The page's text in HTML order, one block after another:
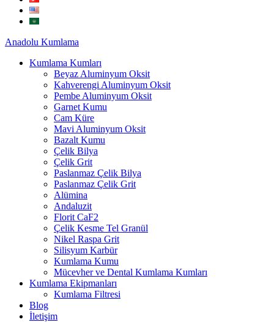
Anadolu Kumlama
Kumlama Kumları
Beyaz Aluminyum Oksit
Kahverengi Aluminyum Oksit
Pembe Aluminyum Oksit
Garnet Kumu
Cam Küre
Mavi Aluminyum Oksit
Bazalt Kumu
Çelik Bilya
Çelik Grit
Paslanmaz Çelik Bilya
Paslanmaz Çelik Grit
Alümina
Andaluzit
Florit CaF2
Çelik Kesme Tel Granül
Nikel Raspa Grit
Silisyum Karbür
Kumlama Kumu
Mücevher ve Dental Kumlama Kumları
Kumlama Ekipmanları
Kumlama Filtresi
Blog
İletişim